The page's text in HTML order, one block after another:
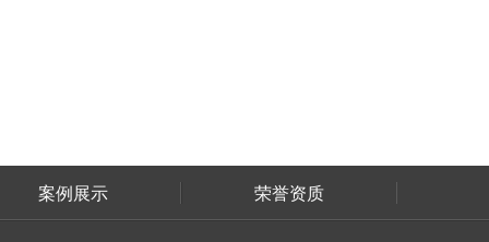
案例展示 荣誉资质